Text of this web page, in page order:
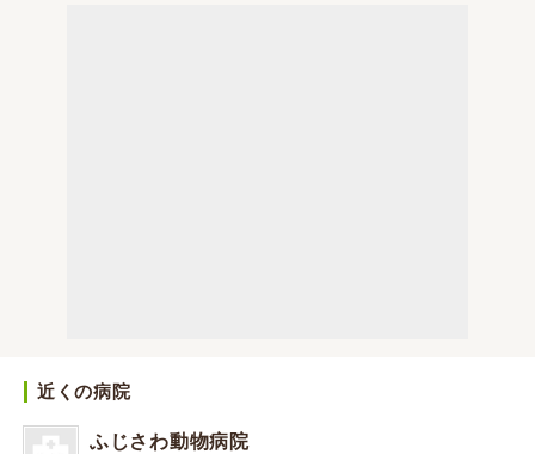
近くの病院
ふじさわ動物病院